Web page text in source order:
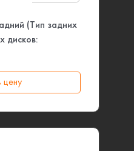
(Тип задних
дисков:
Коды опций: при
тормозных
цену